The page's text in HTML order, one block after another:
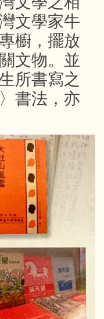
文學家牛
櫥，擺放
文物。並
所書寫之
書法，亦